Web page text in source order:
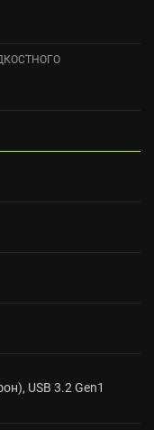
USB 3.2 Gen1